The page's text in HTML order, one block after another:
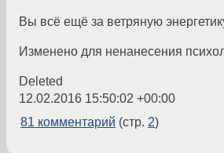
Вы всё ещё за ветряную
Изменено для ненанесения
Deleted
12.02.2016 15:50:02 +00:00
81 комментарий (стр. 2)